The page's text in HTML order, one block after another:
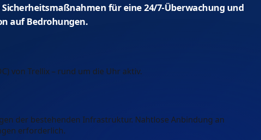
für eine 24/7-Überwachung und
auf Bedrohungen.
von Trellix – rund um die Uhr aktiv.
der bestehenden Infrastruktur. Nahtlose Anbindung an
erforderlich.